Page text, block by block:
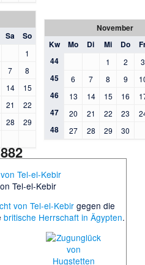
Sa
So
1
7 8
14 15
21 22
28 29
November
Kw
Mo Di Mi Do
44
1 2 3
45 6 7 8 9
46 13 14 15 16
47 20 21 22 23
48 27 28 29 30
Tel-el-Kebir
von Tel-el-Kebirgegen die
britische Herrschaft in Ägypten.